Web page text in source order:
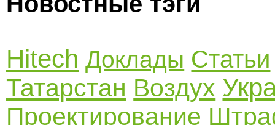
Hitech Доклады Статьи
Татарстан Воздух
Проектирование